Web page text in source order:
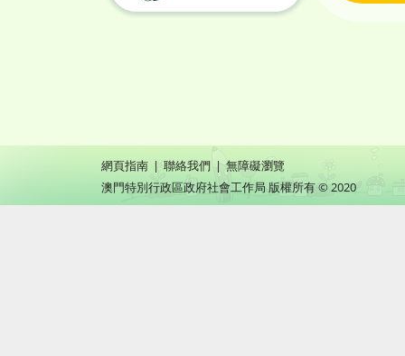
網頁指南 | 聯絡我們 | 無障礙瀏覽
澳門特別行政區政府社會工作局 版權所有 © 2020